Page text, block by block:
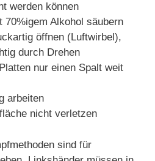
werden können
70%igem Alkohol säubern
öffnen (Luftwirbel),
durch Drehen
nur einen Spalt weit
arbeiten
nicht verletzen
sind für